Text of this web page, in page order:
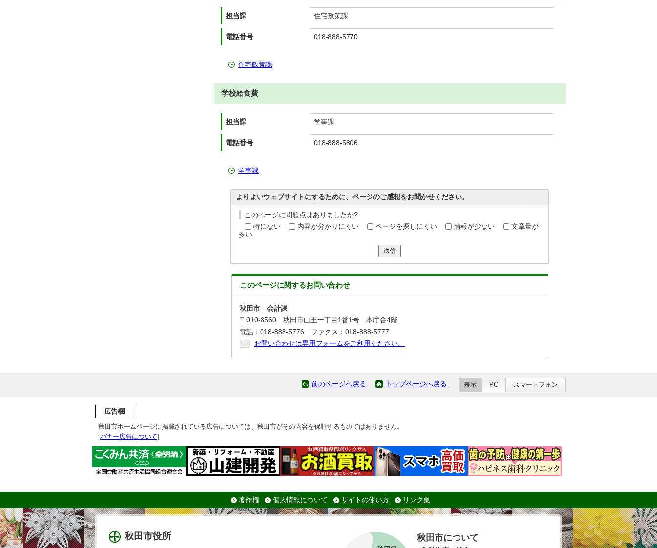
担当課 住宅政策課
電話番号 018-888-5770
住宅政策課
学校給食費
担当課 学事課
電話番号 018-888-5806
学事課
よりよいウェブサイトにするために、ページのご感想をお聞かせください。
このページに問題点はありましたか?
特にない
内容が分かりにくい ページを探しにくい 情報が少ない
文章量が
多い
送信
このページに関するお問い合わせ
秋田市 会計課
〒010-8560 秋田市山王一丁目1番1号 本庁舎4階
電話：018-888-5776 ファクス：018-888-5777
お問い合わせは専用フォームをご利用ください。
前のページへ戻る トップページへ戻る 表示 PC スマートフォン
広告欄
秋田市ホームページに掲載されている広告については、秋田市がその内容を保証するものではありません。
[バナー広告について]
著作権 個人情報について サイトの使い方 リンク集
秋田市役所 秋田市について